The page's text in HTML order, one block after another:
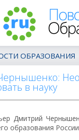
ОБРАЗОВАНИЯ
в науку
Дмитрий
образования